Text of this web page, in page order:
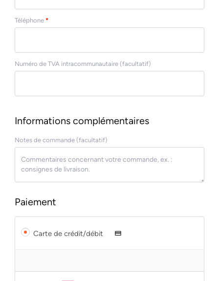
Téléphone *
Numéro de TVA intracommunautaire (facultatif)
Informations complémentaires
Notes de commande (facultatif)
Paiement
Carte de crédit/débit